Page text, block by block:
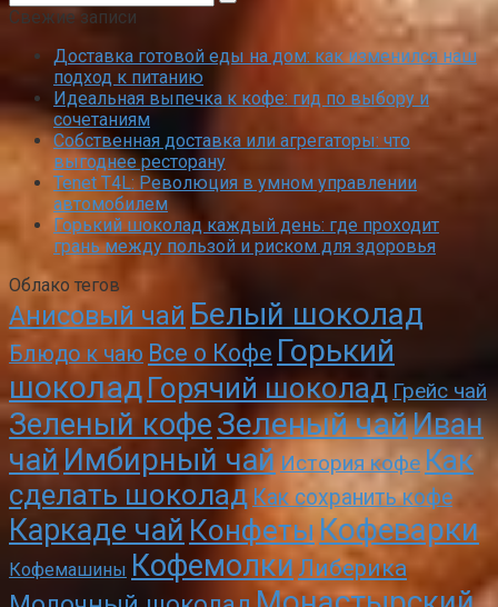
Свежие записи
Доставка готовой еды на дом: как изменился наш
подход к питанию
Идеальная выпечка к кофе: гид по выбору и
сочетаниям
Собственная доставка или агрегаторы: что
выгоднее ресторану
Tenet T4L: Революция в умном управлении
автомобилем
Горький шоколад каждый день: где проходит
грань между пользой и риском для здоровья
Облако тегов
Анисовый чай Белый шоколад
Блюдо к чаю Все о Кофе Горький
шоколад Горячий шоколад Грейс чай
Зеленый кофеЗеленый чайИван
чай Имбирный чай История кофе Как
сделать шоколад Как сохранить кофе
Каркаде чай Конфеты Кофеварки
Кофемашины Кофемолки Либерика